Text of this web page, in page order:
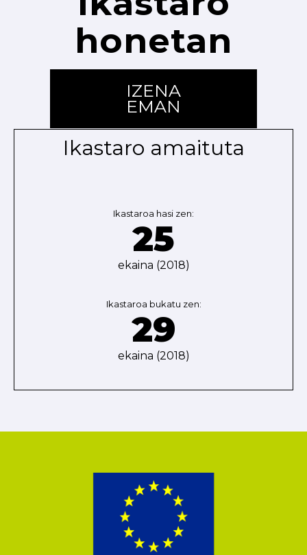
honetan
IZENA
EMAN
Ikastaro amaituta
Ikastaroa hasi zen:
25
ekaina (2018)
Ikastaroa bukatu zen:
29
ekaina (2018)